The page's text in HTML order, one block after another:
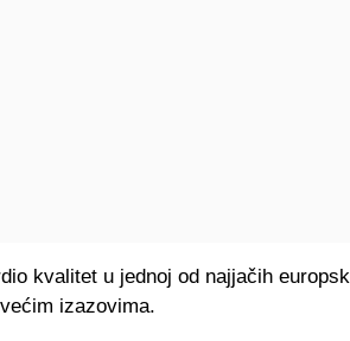
kvalitet u jednoj od najjačih
izazovima.